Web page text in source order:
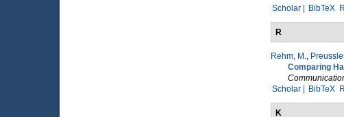
Scholar |
BibTeX
R
Rehm, M.,
Comparing
Scholar |
BibTeX
K